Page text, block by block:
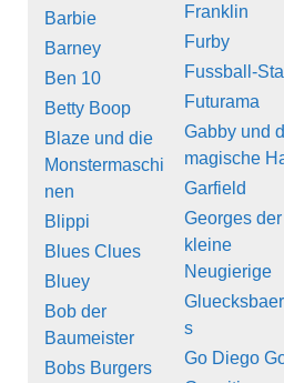
Barbie
Barney
Ben 10
Betty Boop
Blaze und die
Monstermaschi
nen
Blippi
Blues Clues
Bluey
Bob der
Baumeister
Bobs Burgers
Franklin
Furby
Fussball-
Futurama
Gabby und
magische
Garfield
Georges der
kleine
Neugierige
s
Go Diego